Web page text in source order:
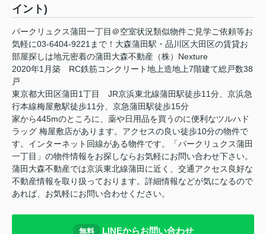
イント)
パークリュクス蒲田一丁目＠空室状況類似物件ご見学ご依頼等お
気軽に03-6404-9221まで！大森蒲田駅・品川区大田区の賃貸お
部屋探しは地元密着の蒲田大森不動産（株）Nexture
2020年1月築 RC鉄筋コンクリート地上造地上7階建て総戸数38
戸
東京都大田区蒲田1丁目 JR京浜東北線蒲田駅徒歩11分、京浜急
行本線梅屋敷駅徒歩11分、京急蒲田駅徒歩15分
家から445mのところに、薬や日用品を買うのに便利なツルハド
ラッグ 梅屋敷店があります。アクセスの良い徒歩10分の物件で
す。インターネット回線がある物件です。「パークリュクス蒲田
一丁目」の物件情報をお探しならお気軽にお問い合わせ下さい。
蒲田大森不動産では京浜東北線蒲田に近く、交通アクセス良好な
不動産情報を取り扱っております。詳細情報などが気になるので
あれば、お気軽にお問い合わせください。
無料 LINEからお問い合わせ